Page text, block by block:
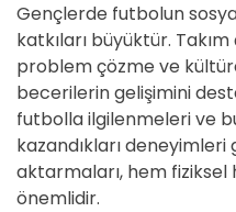
Gençlerde futbolun
katkıları büyüktür.
problem çözme ve
becerilerin gelişimini
futbolla ilgilenmeleri ve
kazandıkları
aktarmaları, hem fiziksel
önemlidir.